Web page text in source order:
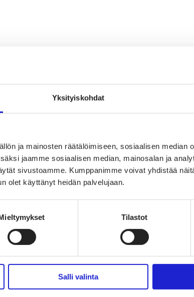
Yksityiskohdat
ja mainosten räätälöimiseen, sosiaalisen median
jaamme sosiaalisen median, mainosalan ja
sivustoamme. Kumppanimme voivat yhdistää
olet käyttänyt heidän palvelujaan.
Tilastot
Salli valinta
ja muotialan Suomessa ja Euroopassa